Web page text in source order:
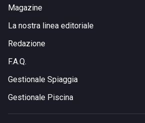
Magazine
La nostra linea editoriale
Redazione
F.A.Q.
Gestionale Spiaggia
Gestionale Piscina